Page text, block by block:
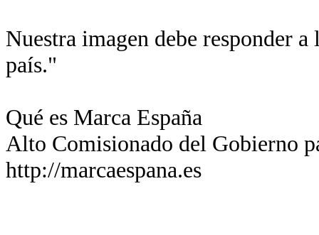
Nuestra imagen debe responder
país."
Qué es Marca España
Alto Comisionado del Gobierno
http://marcaespana.es